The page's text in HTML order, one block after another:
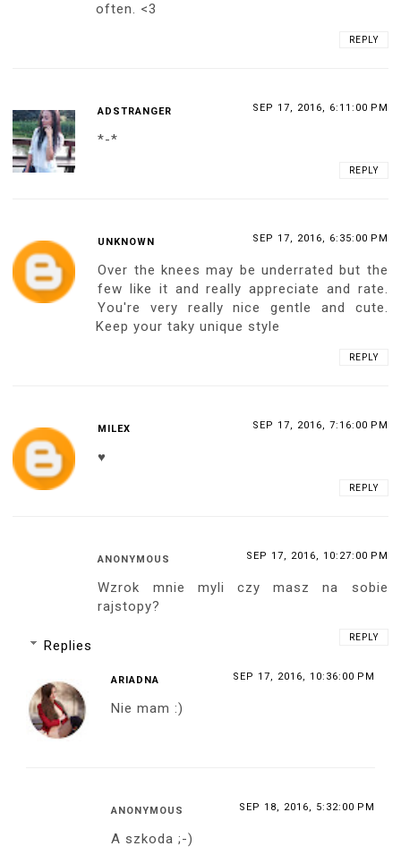
often. <3
REPLY
ADSTRANGER SEP 17, 2016, 6:11:00 PM
*-*
REPLY
UNKNOWN SEP 17, 2016, 6:35:00 PM
Over the knees may be underrated but the
few like it and really appreciate and rate.
You're very really nice gentle and cute.
Keep your taky unique style
REPLY
MILEX SEP 17, 2016, 7:16:00 PM
♥
REPLY
ANONYMOUS SEP 17, 2016, 10:27:00 PM
Wzrok mnie myli czy masz na sobie
rajstopy?
REPLY
Replies
ARIADNA SEP 17, 2016, 10:36:00 PM
Nie mam :)
ANONYMOUS SEP 18, 2016, 5:32:00 PM
A szkoda ;-)